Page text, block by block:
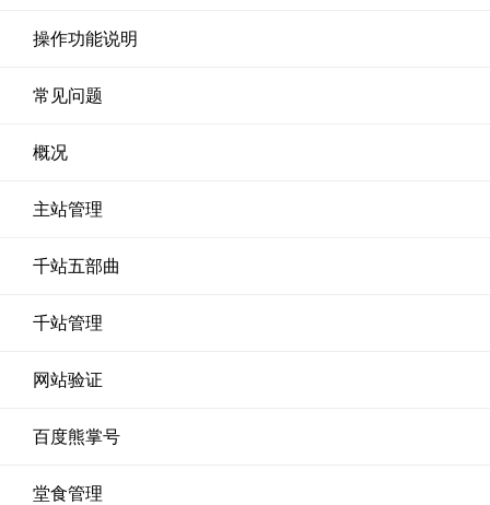
操作功能说明
常见问题
概况
主站管理
千站五部曲
千站管理
网站验证
百度熊掌号
堂食管理